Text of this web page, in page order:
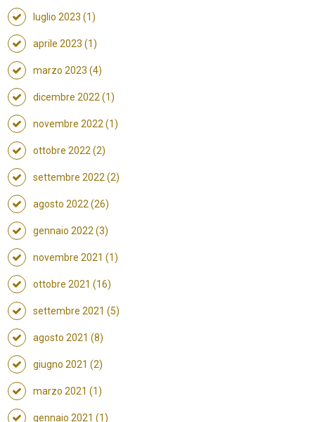
luglio 2023 (1)
aprile 2023 (1)
marzo 2023 (4)
dicembre 2022 (1)
novembre 2022 (1)
ottobre 2022 (2)
settembre 2022 (2)
agosto 2022 (26)
gennaio 2022 (3)
novembre 2021 (1)
ottobre 2021 (16)
settembre 2021 (5)
agosto 2021 (8)
giugno 2021 (2)
marzo 2021 (1)
gennaio 2021 (1)